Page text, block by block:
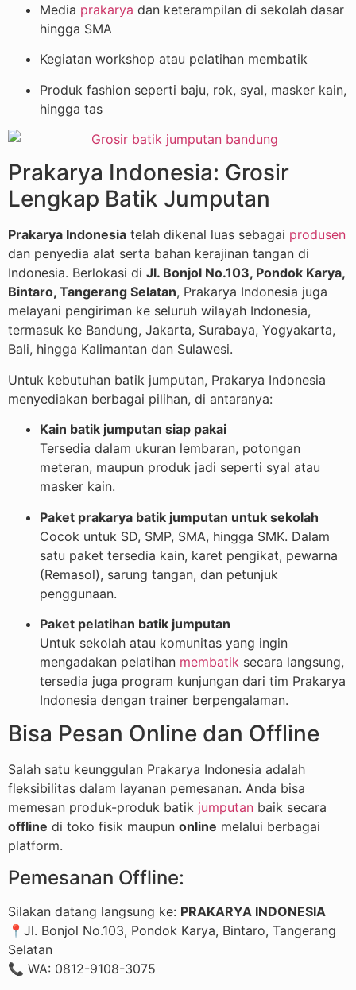
Media prakarya dan keterampilan di sekolah dasar
hingga SMA
Kegiatan workshop atau pelatihan membatik
Produk fashion seperti baju, rok, syal, masker kain,
hingga tas
Prakarya Indonesia: Grosir
Lengkap Batik Jumputan
Prakarya Indonesia telah dikenal luas sebagai produsen
dan penyedia alat serta bahan kerajinan tangan di
Indonesia. Berlokasi di Jl. Bonjol No.103, Pondok Karya,
Bintaro, Tangerang Selatan, Prakarya Indonesia juga
melayani pengiriman ke seluruh wilayah Indonesia,
termasuk ke Bandung, Jakarta, Surabaya, Yogyakarta,
Bali, hingga Kalimantan dan Sulawesi.
Untuk kebutuhan batik jumputan, Prakarya Indonesia
menyediakan berbagai pilihan, di antaranya:
Kain batik jumputan siap pakai
Tersedia dalam ukuran lembaran, potongan
meteran, maupun produk jadi seperti syal atau
masker kain.
Paket prakarya batik jumputan untuk sekolah
Cocok untuk SD, SMP, SMA, hingga SMK. Dalam
satu paket tersedia kain, karet pengikat, pewarna
(Remasol), sarung tangan, dan petunjuk
penggunaan.
Paket pelatihan batik jumputan
Untuk sekolah atau komunitas yang ingin
mengadakan pelatihan membatik secara langsung,
tersedia juga program kunjungan dari tim Prakarya
Indonesia dengan trainer berpengalaman.
Bisa Pesan Online dan Offline
Salah satu keunggulan Prakarya Indonesia adalah
fleksibilitas dalam layanan pemesanan. Anda bisa
memesan produk-produk batik jumputan baik secara
offline di toko fisik maupun online melalui berbagai
platform.
Pemesanan Offline:
Silakan datang langsung ke: PRAKARYA INDONESIA
📍Jl. Bonjol No.103, Pondok Karya, Bintaro, Tangerang
Selatan
📞 WA: 0812-9108-3075